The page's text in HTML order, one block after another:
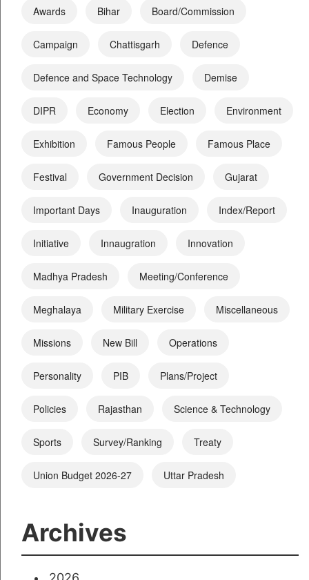
Awards Bihar Board/Commission
Campaign Chattisgarh Defence
Defence and Space Technology Demise
DIPR Economy Election Environment
Exhibition Famous People Famous Place
Festival Government Decision Gujarat
Important Days Inauguration Index/Report
Initiative Innaugration Innovation
Madhya Pradesh Meeting/Conference
Meghalaya Military Exercise Miscellaneous
Missions New Bill Operations
Personality PIB Plans/Project
Policies Rajasthan Science & Technology
Sports Survey/Ranking Treaty
Union Budget 2026-27 Uttar Pradesh
Archives